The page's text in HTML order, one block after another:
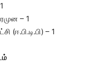
– 1
– 1